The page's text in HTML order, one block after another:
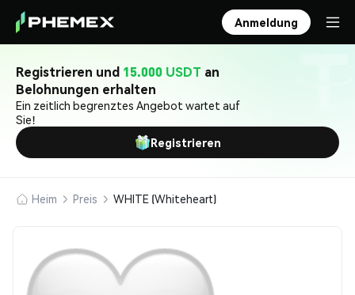
Anmeldung
Registrieren und 15.000 USDT an
Belohnungen erhalten
Ein zeitlich begrenztes Angebot wartet auf
Sie!
Registrieren
Heim Preis WHITE (Whiteheart)